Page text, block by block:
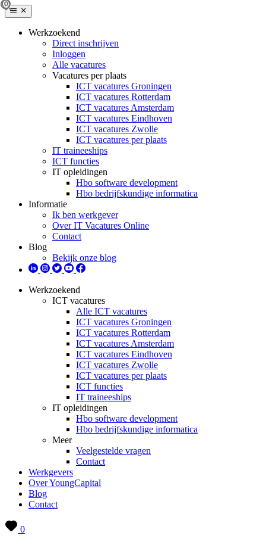
Werkzoekend
Direct inschrijven
Inloggen
Alle vacatures
Vacatures per plaats
ICT vacatures Groningen
ICT vacatures Rotterdam
ICT vacatures Amsterdam
ICT vacatures Eindhoven
ICT vacatures Zwolle
ICT vacatures per plaats
IT traineeships
ICT functies
IT opleidingen
Hbo software development
Hbo bedrijfskundige informatica
Informatie
Ik ben werkgever
Over IT Vacatures Online
Contact
Blog
Bekijk onze blog
Werkzoekend
ICT vacatures
Alle ICT vacatures
ICT vacatures Groningen
ICT vacatures Rotterdam
ICT vacatures Amsterdam
ICT vacatures Eindhoven
ICT vacatures Zwolle
ICT vacatures per plaats
ICT functies
IT traineeships
IT opleidingen
Hbo software development
Hbo bedrijfskundige informatica
Meer
Veelgestelde vragen
Contact
Werkgevers
Over YoungCapital
Blog
Contact
0